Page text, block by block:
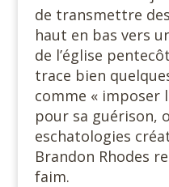
de transmettre
haut en bas vers
de l’église
trace bien
comme « imposer
pour sa guérison,
eschatologies
Brandon Rhodes
faim.